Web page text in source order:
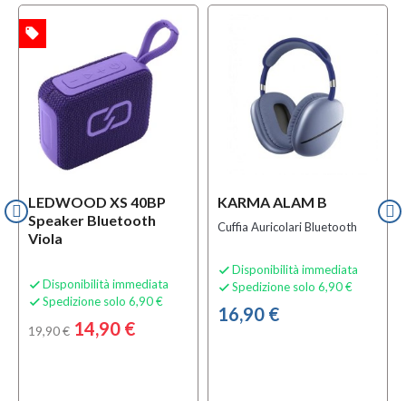
LEDWOOD XS 40BP
Speaker Bluetooth
Viola
 Disponibilità immediata
 Spedizione solo 6,90 €
19,90 € 14,90 €
local_offer
KARMA ALAM B
Cuffia Auricolari Bluetooth
 Disponibilità immediata
 Spedizione solo 6,90 €
16,90 €